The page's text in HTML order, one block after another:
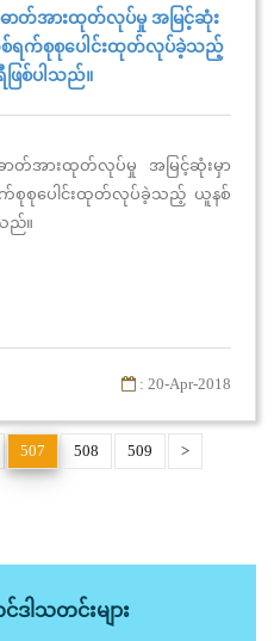
ဓာတ်အားထုတ်လုပ်မှု အမြင့်ဆုံး
း တစ်ရက်စုစုပေါင်းထုတ်လုပ်ခဲ့သည့်
ဖြစ်ပါသည်။
ာတ်အားထုတ်လုပ်မှု အမြင့်ဆုံးမှာ
ရက်စုစုပေါင်းထုတ်လုပ်ခဲ့သည့် ယူနစ်
သည်။
: 20-Apr-2018
507 508 509
>
ါသတင်းများ